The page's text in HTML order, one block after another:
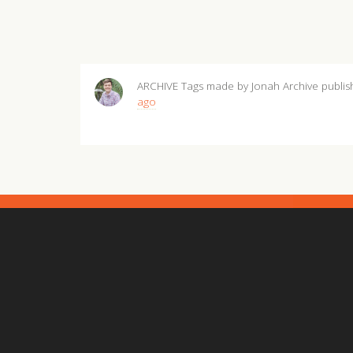
ARCHIVE Tags made by Jonah Archive
ago